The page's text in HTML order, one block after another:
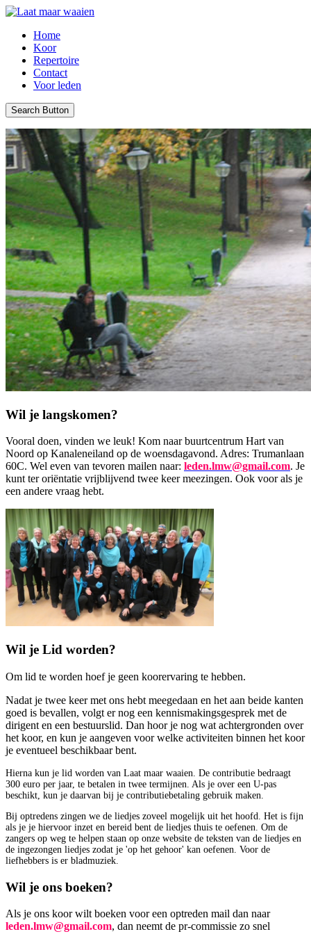
Home
Koor
Repertoire
Contact
Voor leden
Search Button
Wil je langskomen?
Vooral doen, vinden we leuk! Kom naar buurtcentrum Hart van
Noord op Kanaleneiland op de woensdagavond. Adres: Trumanlaan
60C. Wel even van tevoren mailen naar: leden.lmw@gmail.com. Je
kunt ter oriëntatie vrijblijvend twee keer meezingen. Ook voor als je
een andere vraag hebt.
Wil je Lid worden?
Om lid te worden hoef je geen koorervaring te hebben.
Nadat je twee keer met ons hebt meegedaan en het aan beide kanten
goed is bevallen, volgt er nog een kennismakingsgesprek met de
dirigent en een bestuurslid. Dan hoor je nog wat achtergronden over
het koor, en kun je aangeven voor welke activiteiten binnen het koor
je eventueel beschikbaar bent.
Hierna kun je lid worden van Laat maar waaien. De contributie bedraagt
300 euro per jaar, te betalen in twee termijnen. Als je over een U-pas
beschikt, kun je daarvan bij je contributiebetaling gebruik maken.
Bij optredens zingen we de liedjes zoveel mogelijk uit het hoofd. Het is fijn
als je je hiervoor inzet en bereid bent de liedjes thuis te oefenen. Om de
zangers op weg te helpen staan op onze website de teksten van de liedjes en
de ingezongen liedjes zodat je 'op het gehoor' kan oefenen. Voor de
liefhebbers is er bladmuziek.
Wil je ons boeken?
Als je ons koor wilt boeken voor een optreden mail dan naar
leden.lmw@gmail.com, dan neemt de pr-commissie zo snel